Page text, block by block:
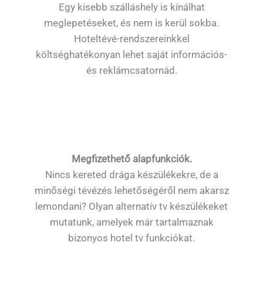
Egy kisebb szálláshely is kínálhat
meglepetéseket, és nem is kerül sokba.
Hoteltévé-rendszereinkkel
költséghatékonyan lehet saját információs-
és reklámcsatornád.
Megfizethető alapfunkciók.
Nincs kereted drága készülékekre, de a
minőségi tévézés lehetőségéről nem akarsz
lemondani? Olyan alternatív tv készülékeket
mutatunk, amelyek már tartalmaznak
bizonyos hotel tv funkciókat.